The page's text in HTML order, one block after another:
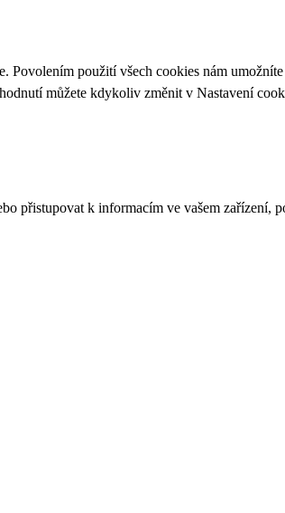
použití všech cookies nám
můžete kdykoliv změnit v Nastavení
přistupovat k informacím ve vašem zařízení,